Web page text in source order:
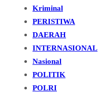
Kriminal
PERISTIWA
DAERAH
INTERNASIONAL
Nasional
POLITIK
POLRI